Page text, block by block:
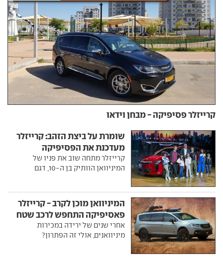
קרייזלר פסיפיקה - מבחן וידאו
שומרת על ביצת הזהב: קרייזלר
מעדכנת את הפסיפיקה
קרייזלר מתחה שוב את פניו של
המיניוואן הוותיק בן ה-10, דגם
המיניוואן מוכן לקרב - קרייזלר
פאסיפיקה התחפש לרכב שטח
אחרי שנים של ירידה במכירות
מיניוואנים, אולי זה הפתרון?